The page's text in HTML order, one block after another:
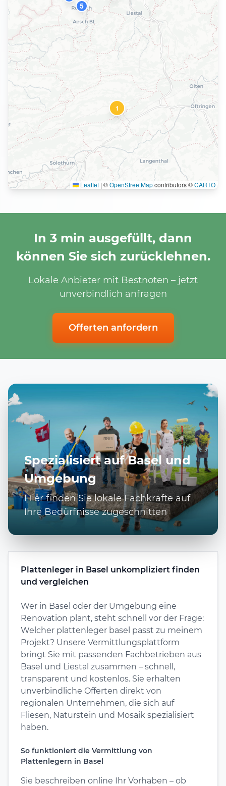
1
5
Leaflet | ©OpenStreetMapcontributors ©CARTO
In 3 min ausgefüllt, dann
können Sie sich zurücklehnen.
Lokale Anbieter mit Bestnoten – jetzt
unverbindlich anfragen
Offerten anfordern
Spezialisiert auf Basel und
Umgebung
Hier finden Sie lokale Fachkräfte auf
Ihre Bedürfnisse zugeschnitten
Plattenleger in Basel unkompliziert finden
und vergleichen
Wer in Basel oder der Umgebung eine
Renovation plant, steht schnell vor der Frage:
Welcher plattenleger basel passt zu meinem
Projekt? Unsere Vermittlungsplattform
bringt Sie mit passenden Fachbetrieben aus
Basel und Liestal zusammen – schnell,
transparent und kostenlos. Sie erhalten
unverbindliche Offerten direkt von
regionalen Unternehmen, die sich auf
Fliesen, Naturstein und Mosaik spezialisiert
haben.
So funktioniert die Vermittlung von
Plattenlegern in Basel
Sie beschreiben online Ihr Vorhaben – ob